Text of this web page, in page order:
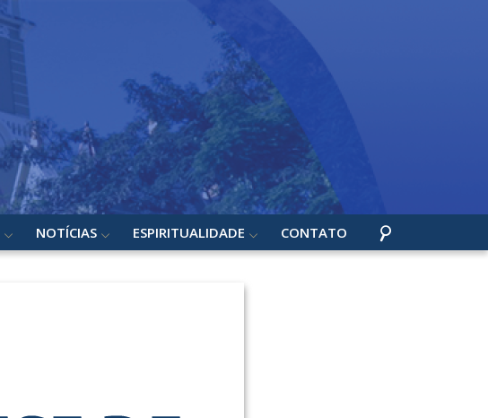
NOTÍCIAS ESPIRITUALIDADE CONTATO